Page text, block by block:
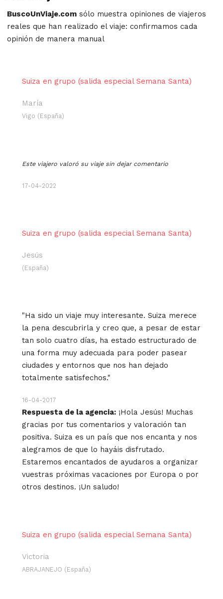
BuscoUnViaje.com sólo muestra opiniones de viajeros
reales que han realizado el viaje: confirmamos cada
opinión de manera manual
Suiza en grupo (salida especial Semana Santa)
María
Vigo (España)
Este viajero valoró su viaje sin dejar comentario
17-04-2022
Suiza en grupo (salida especial Semana Santa)
Jesús
(España)
"Ha sido un viaje muy interesante. Suiza merece
la pena descubrirla y creo que, a pesar de estar
tan solo cuatro días, ha estado estructurado de
una forma muy adecuada para poder pasear
ciudades y entornos que nos han dejado
totalmente satisfechos."
16-04-2017
Respuesta de la agencia: ¡Hola Jesús! Muchas
gracias por tus comentarios y valoración tan
positiva. Suiza es un país que nos encanta y nos
alegramos de que lo hayáis disfrutado.
Estaremos encantados de ayudaros a organizar
vuestras próximas vacaciones por Europa o por
otros destinos. ¡Un saludo!
Suiza en grupo (salida especial Semana Santa)
Victoria
ABRAJANEJO (España)